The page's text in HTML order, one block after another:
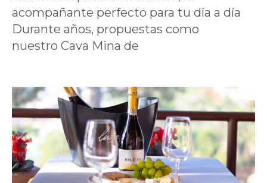
acompañante perfecto para tu día a día
Durante años, propuestas como
nuestro Cava Mina de